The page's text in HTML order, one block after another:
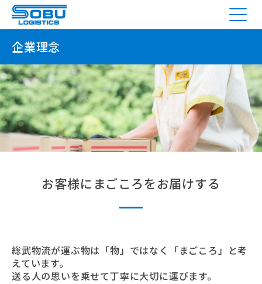
Menu
企業理念
お客様にまごころをお届けする
総武物流が運ぶ物は「物」ではなく「まごころ」と考
えています。
送る人の思いを乗せて丁寧に大切に運びます。